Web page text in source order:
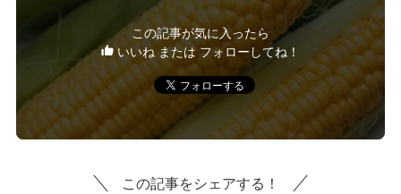
この記事が気に入ったら
いいね または フォローしてね！
この記事をシェアする！